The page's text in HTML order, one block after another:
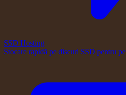
SSD Hosting
Stocare rapidă pe discuri SSD pentru